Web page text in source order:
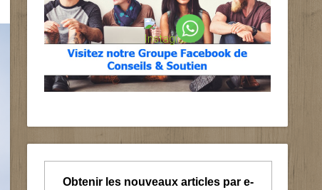
Obtenir les nouveaux articles par e-